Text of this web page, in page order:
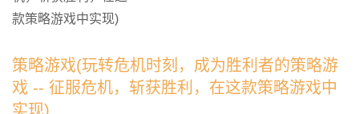
策略游戏(玩转危机时刻，成为胜利者的策略游
戏 -- 征服危机，斩获胜利，在这款策略游戏中
实现)